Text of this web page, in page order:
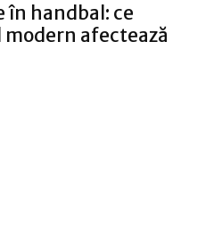
handbal: ce
afectează